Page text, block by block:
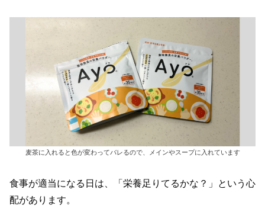
麦茶に入れると色が変わってバレるので、メインやスープに入れています
食事が適当になる日は、「栄養足りてるかな？」という心
配があります。